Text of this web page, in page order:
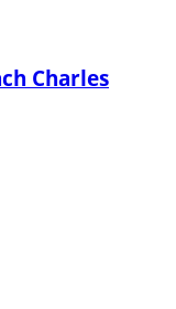
Charles